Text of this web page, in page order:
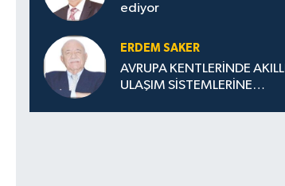
ediyor
ERDEM SAKER
AVRUPA KENTLERİNDE AKILLI
ULAŞIM SİSTEMLERİNE